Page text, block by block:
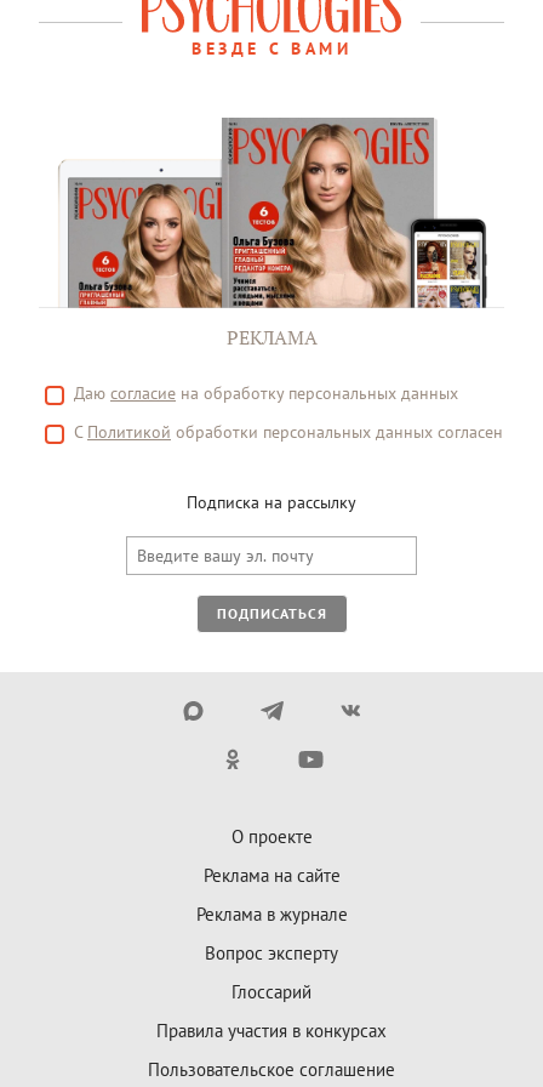
ВЕЗДЕ С ВАМИ
РЕКЛАМА
Даю согласие на обработку персональных данных
С Политикой обработки персональных данных согласен
Подписка на рассылку
ПОДПИСАТЬСЯ
О проекте
Реклама на сайте
Реклама в журнале
Вопрос эксперту
Глоссарий
Правила участия в конкурсах
Пользовательское соглашение